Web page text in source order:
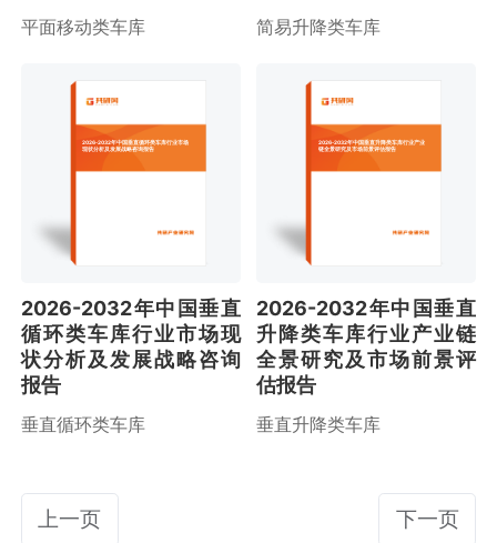
平面移动类车库 简易升降类车库
2026-2032年中国垂直循环类车库行业市场
现状分析及发展战略咨询报告
2026-2032年中国垂直
循环类车库行业市场现
状分析及发展战略咨询
报告
垂直循环类车库
2026-2032年中国垂直升降类车库行业产业
链全景研究及市场前景评估报告
2026-2032年中国垂直
升降类车库行业产业链
全景研究及市场前景评
估报告
垂直升降类车库
上一页 下一页